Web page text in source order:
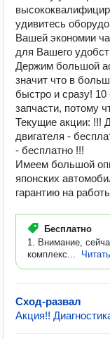
удивитесь
Вашей экономии
для Вашего
Держим большой
значит что в
быстро и сразу!
запчасти, потому
Текущие акции: !!!
двигателя -
- бесплатно !!!
Имеем большой
японских
гарантию на
Бесплатно
1. Внимание,
комплекс...
Сход-развал
Акция!!